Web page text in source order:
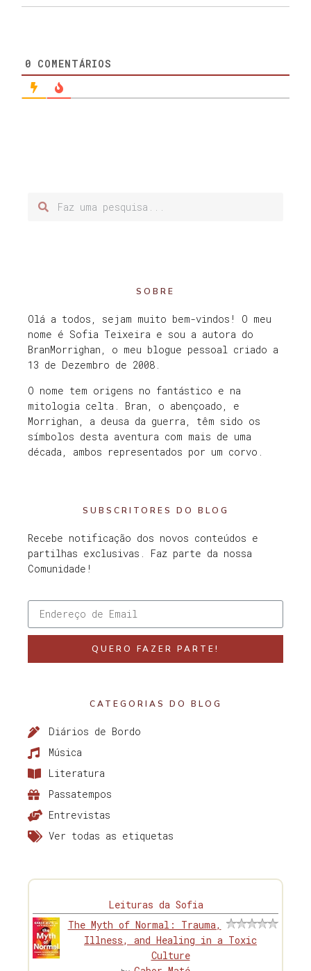
0 COMENTÁRIOS
SOBRE
Olá a todos, sejam muito bem-vindos! O meu
nome é Sofia Teixeira e sou a autora do
BranMorrighan, o meu blogue pessoal criado a
13 de Dezembro de 2008.
O nome tem origens no fantástico e na
mitologia celta. Bran, o abençoado, e
Morrighan, a deusa da guerra, têm sido os
símbolos desta aventura com mais de uma
década, ambos representados por um corvo.
SUBSCRITORES DO BLOG
Recebe notificação dos novos conteúdos e
partilhas exclusivas. Faz parte da nossa
Comunidade!
QUERO FAZER PARTE!
CATEGORIAS DO BLOG
Diários de Bordo
Música
Literatura
Passatempos
Entrevistas
Ver todas as etiquetas
Leituras da Sofia
The Myth of Normal: Trauma,
Illness, and Healing in a Toxic
Culture